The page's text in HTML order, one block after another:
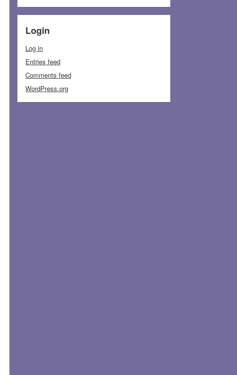
Login
Log in
Entries feed
Comments feed
WordPress.org